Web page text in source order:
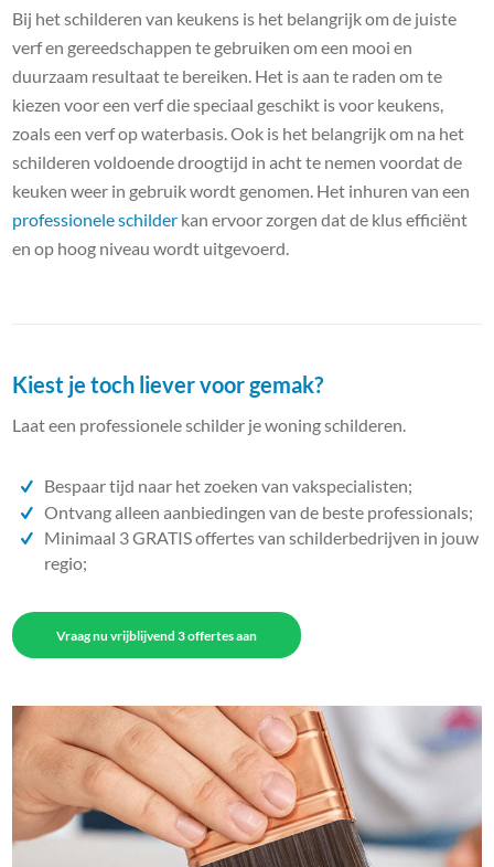
Bij het schilderen van keukens is het belangrijk om de juiste
verf en gereedschappen te gebruiken om een mooi en
duurzaam resultaat te bereiken. Het is aan te raden om te
kiezen voor een verf die speciaal geschikt is voor keukens,
zoals een verf op waterbasis. Ook is het belangrijk om na het
schilderen voldoende droogtijd in acht te nemen voordat de
keuken weer in gebruik wordt genomen. Het inhuren van een
professionele schilder kan ervoor zorgen dat de klus efficiënt
en op hoog niveau wordt uitgevoerd.
Kiest je toch liever voor gemak?
Laat een professionele schilder je woning schilderen.
Bespaar tijd naar het zoeken van vakspecialisten;
Ontvang alleen aanbiedingen van de beste professionals;
Minimaal 3 GRATIS offertes van schilderbedrijven in jouw
regio;
Vraag nu vrijblijvend 3 offertes aan